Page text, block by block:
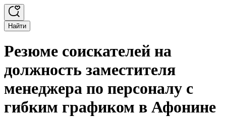
Найти
Резюме соискателей на
должность заместителя
менеджера по персоналу с
гибким графиком в Афонине